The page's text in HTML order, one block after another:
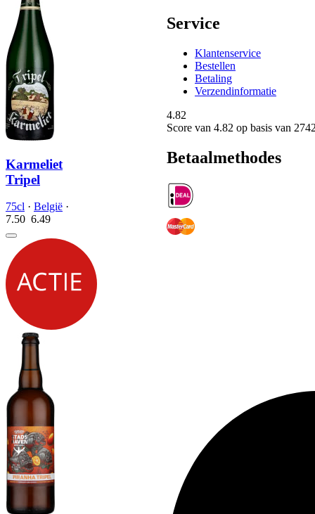
Karmeliet
Tripel
75cl · België ·
7.50 6.49
Service
Klantenservice
Bestellen
Betaling
Verzendinformatie
4.82
Score van 4.82 op basis van
Betaalmethodes